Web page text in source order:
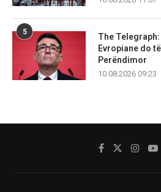
5
The
Evropiane do
Perëndimor
10.08.2026 09:23